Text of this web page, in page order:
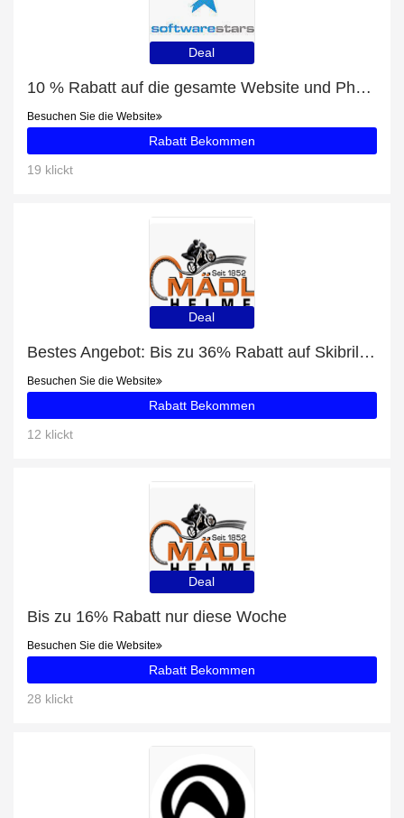
Deal
10 % Rabatt auf die gesamte Website und PhotoStars 2017 mit 23% Rabatt
Besuchen Sie die Website
Rabatt Bekommen
19 klickt
Deal
Bestes Angebot: Bis zu 36% Rabatt auf Skibrillen
Besuchen Sie die Website
Rabatt Bekommen
12 klickt
Deal
Bis zu 16% Rabatt nur diese Woche
Besuchen Sie die Website
Rabatt Bekommen
28 klickt